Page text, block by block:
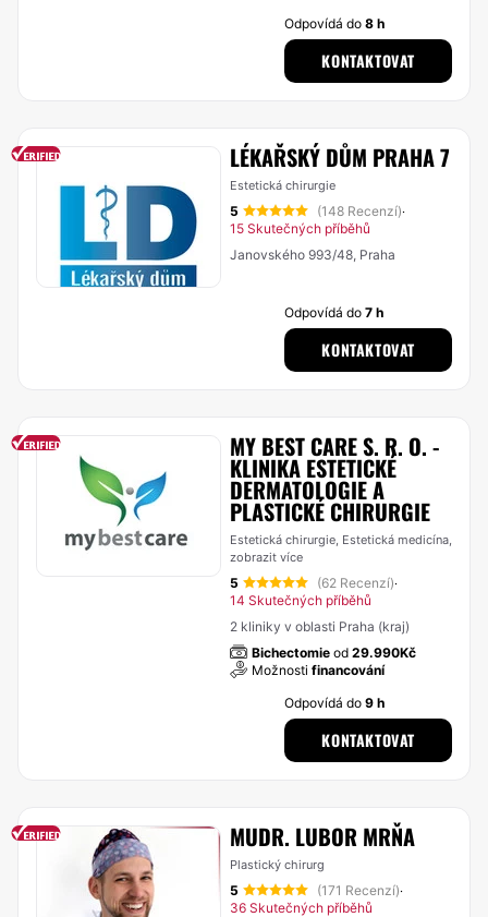
Odpovídá do8 h
KONTAKTOVAT
LÉKAŘSKÝ DŮM PRAHA 7
Estetická chirurgie
5 (148 Recenzí)·
15 Skutečných příběhů
Janovského 993/48, Praha
Odpovídá do7 h
KONTAKTOVAT
MY BEST CARE S. R. O. -
KLINIKA ESTETICKÉ
DERMATOLOGIE A
PLASTICKÉ CHIRURGIE
Estetická chirurgie, Estetická medicína,
zobrazit více
5 (62 Recenzí)·
14 Skutečných příběhů
2 kliniky v oblasti Praha (kraj)
Bichectomie od 29.990Kč
Možnosti financování
Odpovídá do9 h
KONTAKTOVAT
MUDR. LUBOR MRŇA
Plastický chirurg
5 (171 Recenzí)·
36 Skutečných příběhů